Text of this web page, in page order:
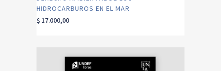
HIDROCARBUROS EN EL MAR
$ 17.000,00